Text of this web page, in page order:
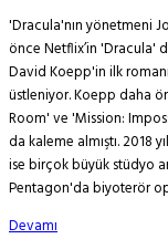
'Dracula'nın yönetmeni
önce Netflix’in 'Dracula'
David Koepp'in ilk
üstleniyor. Koepp daha
Room' ve 'Mission:
da kaleme almıştı. 2018
ise birçok büyük stüdyo
Pentagon'da biyoterör
Devamı